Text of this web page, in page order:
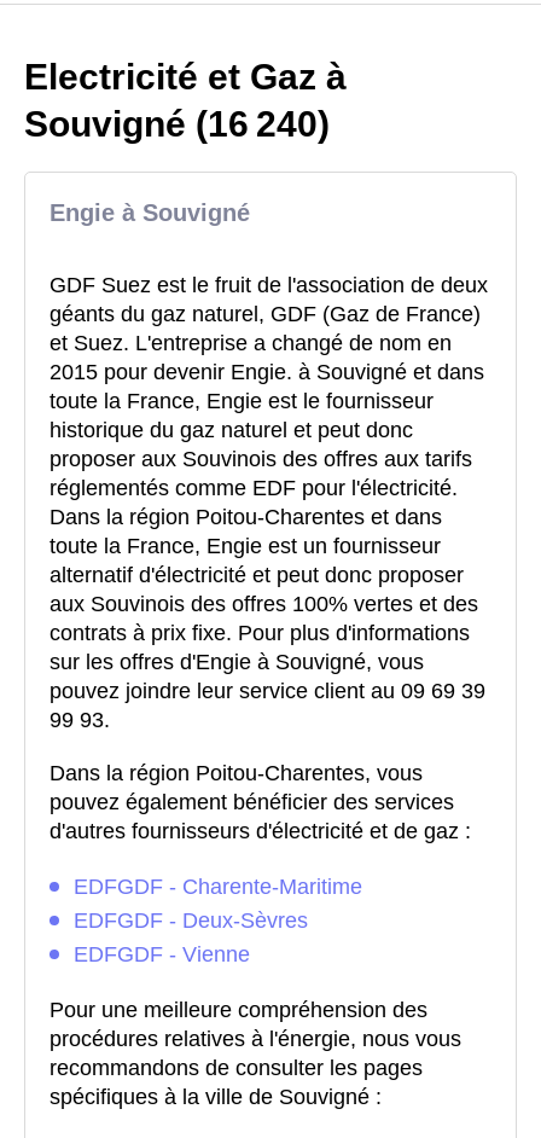
Electricité et Gaz à
Souvigné (16 240)
Engie à Souvigné
GDF Suez est le fruit de l'association de deux
géants du gaz naturel, GDF (Gaz de France)
et Suez. L'entreprise a changé de nom en
2015 pour devenir Engie. à Souvigné et dans
toute la France, Engie est le fournisseur
historique du gaz naturel et peut donc
proposer aux Souvinois des offres aux tarifs
réglementés comme EDF pour l'électricité.
Dans la région Poitou-Charentes et dans
toute la France, Engie est un fournisseur
alternatif d'électricité et peut donc proposer
aux Souvinois des offres 100% vertes et des
contrats à prix fixe. Pour plus d'informations
sur les offres d'Engie à Souvigné, vous
pouvez joindre leur service client au 09 69 39
99 93.
Dans la région Poitou-Charentes, vous
pouvez également bénéficier des services
d'autres fournisseurs d'électricité et de gaz :
EDFGDF - Charente-Maritime
EDFGDF - Deux-Sèvres
EDFGDF - Vienne
Pour une meilleure compréhension des
procédures relatives à l'énergie, nous vous
recommandons de consulter les pages
spécifiques à la ville de Souvigné :